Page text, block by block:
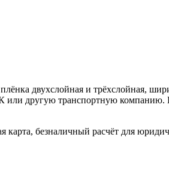
двухслойная и трёхслойная,
или другую транспортную
безналичный расчёт для